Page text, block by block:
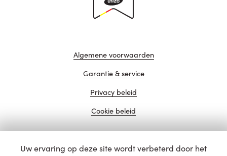
Algemene voorwaarden
Garantie & service
Privacy beleid
Cookie beleid
website door
Uw ervaring op deze site wordt verbeterd door het